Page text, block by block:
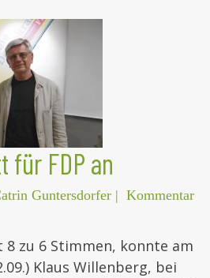
für FDP an
Guntersdorfer | Kommentar
zu 6 Stimmen, konnte am
Klaus Willenberg, bei